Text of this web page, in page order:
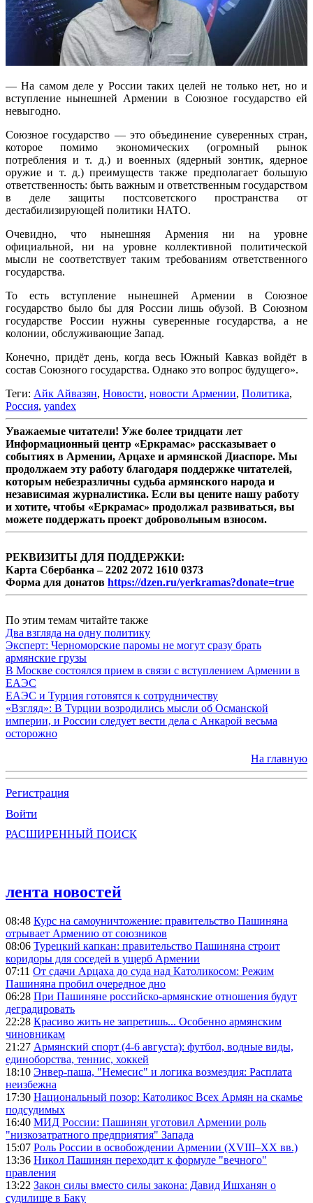
— На самом деле у России таких целей не только нет, но и
вступление нынешней Армении в Союзное государство ей
невыгодно.
Союзное государство — это объединение суверенных стран,
которое помимо экономических (огромный рынок
потребления и т. д.) и военных (ядерный зонтик, ядерное
оружие и т. д.) преимуществ также предполагает большую
ответственность: быть важным и ответственным государством
в деле защиты постсоветского пространства от
дестабилизирующей политики НАТО.
Очевидно, что нынешняя Армения ни на уровне
официальной, ни на уровне коллективной политической
мысли не соответствует таким требованиям ответственного
государства.
То есть вступление нынешней Армении в Союзное
государство было бы для России лишь обузой. В Союзном
государстве России нужны суверенные государства, а не
колонии, обслуживающие Запад.
Конечно, придёт день, когда весь Южный Кавказ войдёт в
состав Союзного государства. Однако это вопрос будущего».
Теги: Айк Айвазян, Новости, новости Армении, Политика,
Россия, yandex
Уважаемые читатели! Уже более тридцати лет
Информационный центр «Еркрамас» рассказывает о
событиях в Армении, Арцахе и армянской Диаспоре. Мы
продолжаем эту работу благодаря поддержке читателей,
которым небезразличны судьба армянского народа и
независимая журналистика. Если вы цените нашу работу
и хотите, чтобы «Еркрамас» продолжал развиваться, вы
можете поддержать проект добровольным взносом.
РЕКВИЗИТЫ ДЛЯ ПОДДЕРЖКИ:
Карта Сбербанка – 2202 2072 1610 0373
Форма для донатов https://dzen.ru/yerkramas?donate=true
По этим темам читайте также
Два взгляда на одну политику
Эксперт: Черноморские паромы не могут сразу брать
армянские грузы
В Москве состоялся прием в связи с вступлением Армении в
ЕАЭС
ЕАЭС и Турция готовятся к сотрудничеству
«Взгляд»: В Турции возродились мысли об Османской
империи, и России следует вести дела с Анкарой весьма
осторожно
На главную
Регистрация
Войти
РАСШИРЕННЫЙ ПОИСК
лента новостей
08:48 Курс на самоуничтожение: правительство Пашиняна
отрывает Армению от союзников
08:06 Турецкий капкан: правительство Пашиняна строит
коридоры для соседей в ущерб Армении
07:11 От сдачи Арцаха до суда над Католикосом: Режим
Пашиняна пробил очередное дно
06:28 При Пашиняне российско-армянские отношения будут
деградировать
22:28 Красиво жить не запретишь... Особенно армянским
чиновникам
21:27 Армянский спорт (4-6 августа): футбол, водные виды,
единоборства, теннис, хоккей
18:10 Энвер-паша, "Немесис" и логика возмездия: Расплата
неизбежна
17:30 Национальный позор: Католикос Всех Армян на скамье
подсудимых
16:40 МИД России: Пашинян уготовил Армении роль
"низкозатратного предприятия" Запада
15:07 Роль России в освобождении Армении (XVIII–XX вв.)
13:36 Никол Пашинян переходит к формуле "вечного"
правления
13:22 Закон силы вместо силы закона: Давид Ишханян о
судилище в Баку